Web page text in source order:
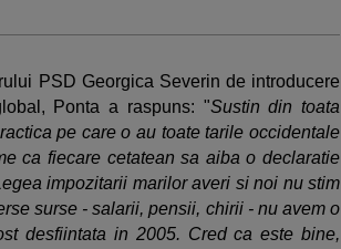
PSD Georgica Severin de introducere
Ponta a raspuns: "Sustin din toata
pe care o au toate tarile occidentale
ca fiecare cetatean sa aiba o declaratie
impozitarii marilor averi si noi nu stim
surse - salarii, pensii, chirii - nu avem o
desfiintata in 2005. Cred ca este bine,